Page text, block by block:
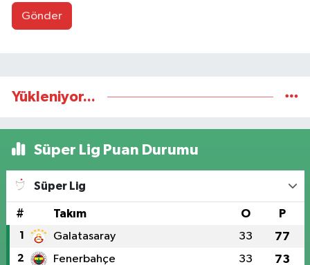
Gönder
Yükleniyor...
Süper Lig Puan Durumu
Süper Lig
# Takım O P
1 Galatasaray 33 77
2 Fenerbahçe 33 73